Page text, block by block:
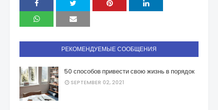
РЕКОМЕНДУЕМЫЕ СООБЩЕНИЯ
50 способов привести свою жизнь в порядок
SEPTEMBER 02, 2021